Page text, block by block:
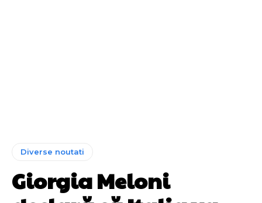
Diverse noutati
Giorgia Meloni